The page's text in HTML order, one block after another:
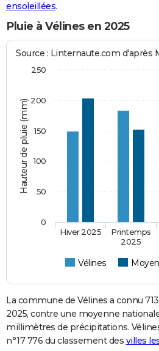
ensoleillées.
Pluie à Vélines en 2025
Hauteur de pluie (mm)
Source : Linternaute.com d'après
Vélines
Hiver 2025
Printemps
2025
0
50
100
150
200
250
La commune de Vélines a connu
2025, contre une moyenne
millimètres de précipitations.
n°17 776 du classement des villes